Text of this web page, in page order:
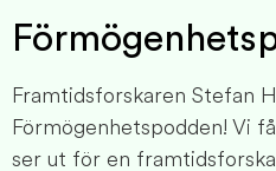
Framtidsforskaren Stefan
Förmögenhetspodden! Vi
ser ut för en